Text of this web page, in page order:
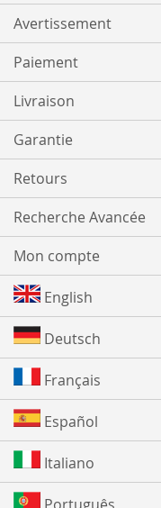
Avertissement
Paiement
Livraison
Garantie
Retours
Recherche Avancée
Mon compte
English
Deutsch
Français
Español
Italiano